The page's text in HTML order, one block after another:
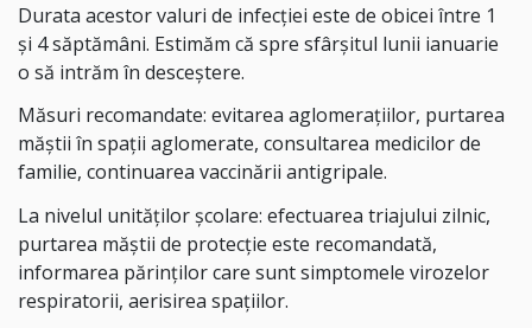
Durata acestor valuri de infecției este de obicei între 1
și 4 săptămâni. Estimăm că spre sfârșitul lunii ianuarie
o să intrăm în desceștere.
Măsuri recomandate: evitarea aglomerațiilor, purtarea
măștii în spații aglomerate, consultarea medicilor de
familie, continuarea vaccinării antigripale.
La nivelul unităților școlare: efectuarea triajului zilnic,
purtarea măștii de protecție este recomandată,
informarea părinților care sunt simptomele virozelor
respiratorii, aerisirea spațiilor.